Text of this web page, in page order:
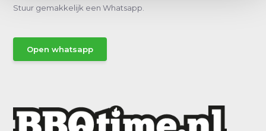
Stuur gemakkelijk een Whatsapp.
Open whatsapp